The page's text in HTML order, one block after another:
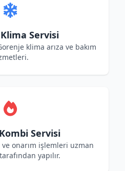
Servisi
klima arıza ve bakım
Servisi
onarım işlemleri uzman
yapılır.